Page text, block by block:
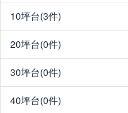
10坪台(3件)
20坪台(0件)
30坪台(0件)
40坪台(0件)